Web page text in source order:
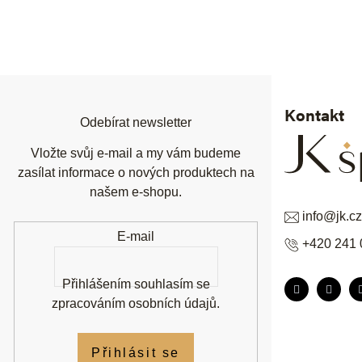
Kontakt
info@jk.cz
+420 241
Odebírat newsletter
Vložte svůj e-mail a my vám budeme
zasílat informace o nových produktech na
našem e-shopu.
E-mail
Přihlášením souhlasím se
zpracováním osobních údajů.
Přihlásit se